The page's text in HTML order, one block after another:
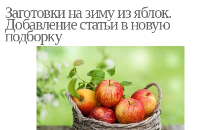
Заготовки на зиму из яблок.
Добавление статьи в новую
подборку